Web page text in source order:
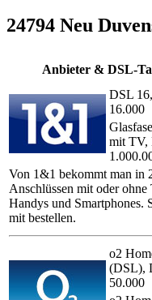
24794 Neu
Anbieter & DSL-
DSL
16.000
mit TV,
Von 1&1 bekommt man in
Anschlüssen mit oder
Handys und Smartphones.
mit bestellen.
o2
(DSL),
50.000